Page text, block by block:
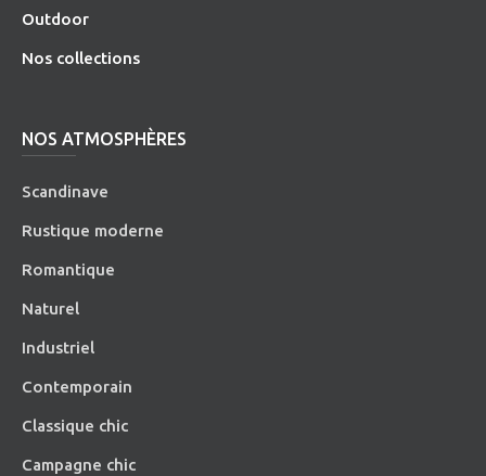
Outdoor
Nos collections
NOS ATMOSPHÈRES
Scandinave
Rustique moderne
Romantique
Naturel
Industriel
Contemporain
Classique chic
Campagne chic